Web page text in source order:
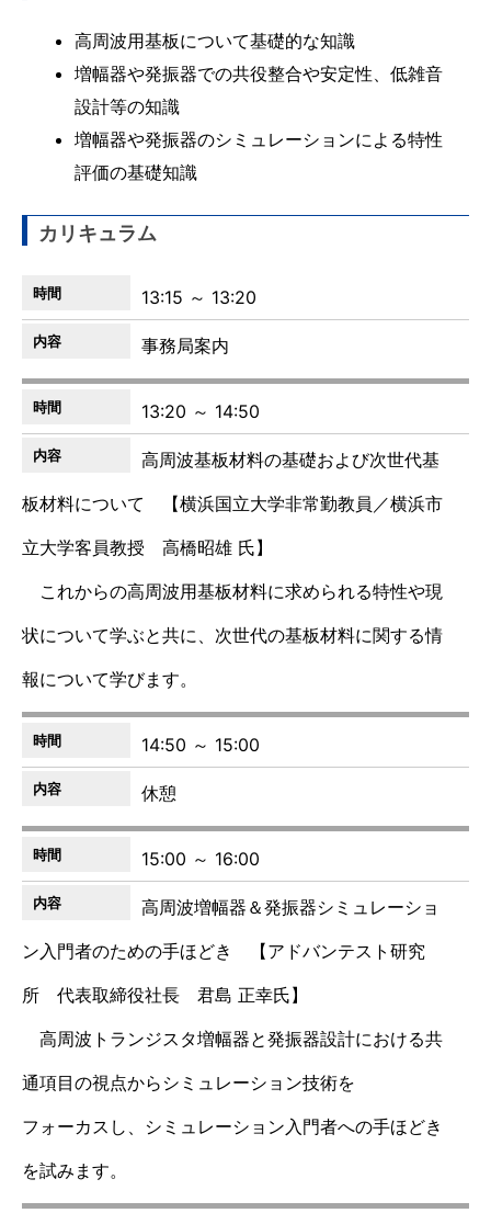
高周波用基板について基礎的な知識
増幅器や発振器での共役整合や安定性、低雑音
設計等の知識
増幅器や発振器のシミュレーションによる特性
評価の基礎知識
カリキュラム
13:15 ～ 13:20
事務局案内
13:20 ～ 14:50
高周波基板材料の基礎および次世代基
板材料について 【横浜国立大学非常勤教員／横浜市
立大学客員教授 高橋昭雄 氏】
これからの高周波用基板材料に求められる特性や現
状について学ぶと共に、次世代の基板材料に関する情
報について学びます。
14:50 ～ 15:00
休憩
15:00 ～ 16:00
高周波増幅器＆発振器シミュレーショ
ン入門者のための手ほどき 【アドバンテスト研究
所 代表取締役社長 君島 正幸氏】
高周波トランジスタ増幅器と発振器設計における共
通項目の視点からシミュレーション技術を
フォーカスし、シミュレーション入門者への手ほどき
を試みます。